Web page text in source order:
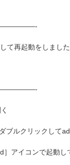
て再起動をしまし
ブルクリックして
］アイコンで起動し